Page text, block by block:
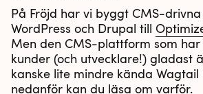
På Fröjd har vi byggt CMS-
WordPress och Drupal till
Men den CMS-plattform som
kunder (och utvecklare!) gladast
kanske lite mindre kända Wagtail
nedanför kan du läsa om varför.